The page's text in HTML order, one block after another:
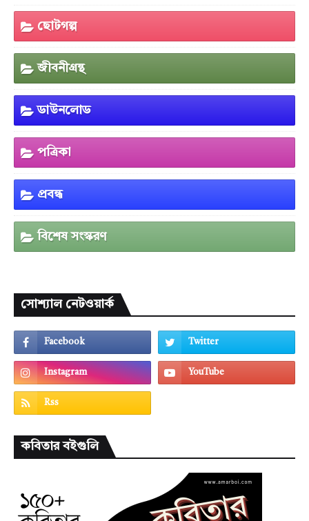
ছোটগল্প
জীবনীগ্রন্থ
ডাউনলোড
পত্রিকা
প্রবন্ধ
বিশেষ সংস্করণ
সোশ্যাল নেটওয়ার্ক
কবিতার বইগুলি